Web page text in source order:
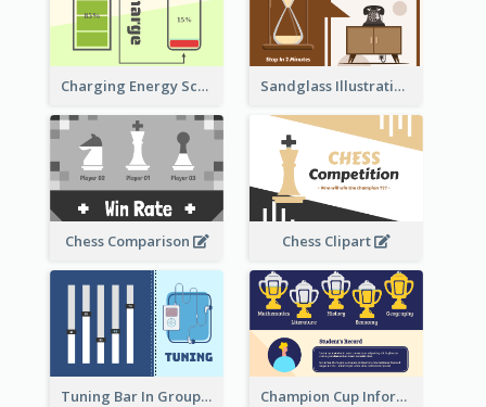
Charging Energy Schematic Diagram Sandglass Illustration About Telephone
Chess Comparison Chess Clipart
Tuning Bar In Groups Champion Cup Informative Record